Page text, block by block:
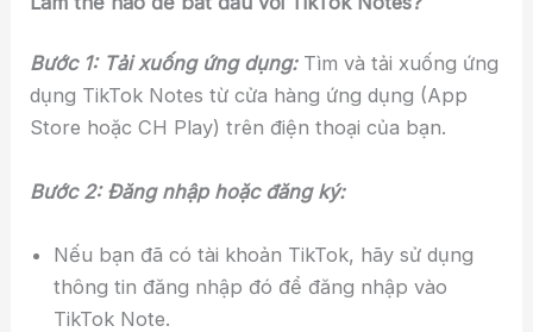
Bước 1: Tải xuống ứng dụng:Tìm và tải xuống ứng
dụng TikTok Notes từ cửa hàng ứng dụng (App
Store hoặc CH Play) trên điện thoại của bạn.
Bước 2: Đăng nhập hoặc đăng ký:
Nếu bạn đã có tài khoản TikTok, hãy sử dụng
thông tin đăng nhập đó để đăng nhập vào
TikTok Note.